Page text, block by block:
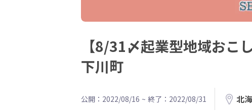
【8/31〆起業型地域おこ
下川町
公開：2022/08/16 ~ 終了：2022/08/31 北